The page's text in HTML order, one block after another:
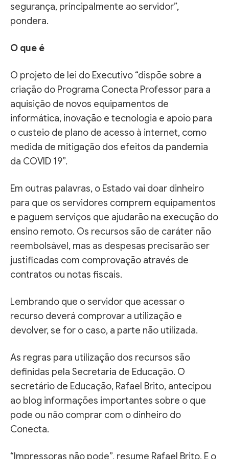
segurança, principalmente ao servidor”,
pondera.
O que é
O projeto de lei do Executivo “dispõe sobre a
criação do Programa Conecta Professor para a
aquisição de novos equipamentos de
informática, inovação e tecnologia e apoio para
o custeio de plano de acesso à internet, como
medida de mitigação dos efeitos da pandemia
da COVID 19”.
Em outras palavras, o Estado vai doar dinheiro
para que os servidores comprem equipamentos
e paguem serviços que ajudarão na execução do
ensino remoto. Os recursos são de caráter não
reembolsável, mas as despesas precisarão ser
justificadas com comprovação através de
contratos ou notas fiscais.
Lembrando que o servidor que acessar o
recurso deverá comprovar a utilização e
devolver, se for o caso, a parte não utilizada.
As regras para utilização dos recursos são
definidas pela Secretaria de Educação. O
secretário de Educação, Rafael Brito, antecipou
ao blog informações importantes sobre o que
pode ou não comprar com o dinheiro do
Conecta.
“Impressoras não pode”, resume Rafael Brito. E o